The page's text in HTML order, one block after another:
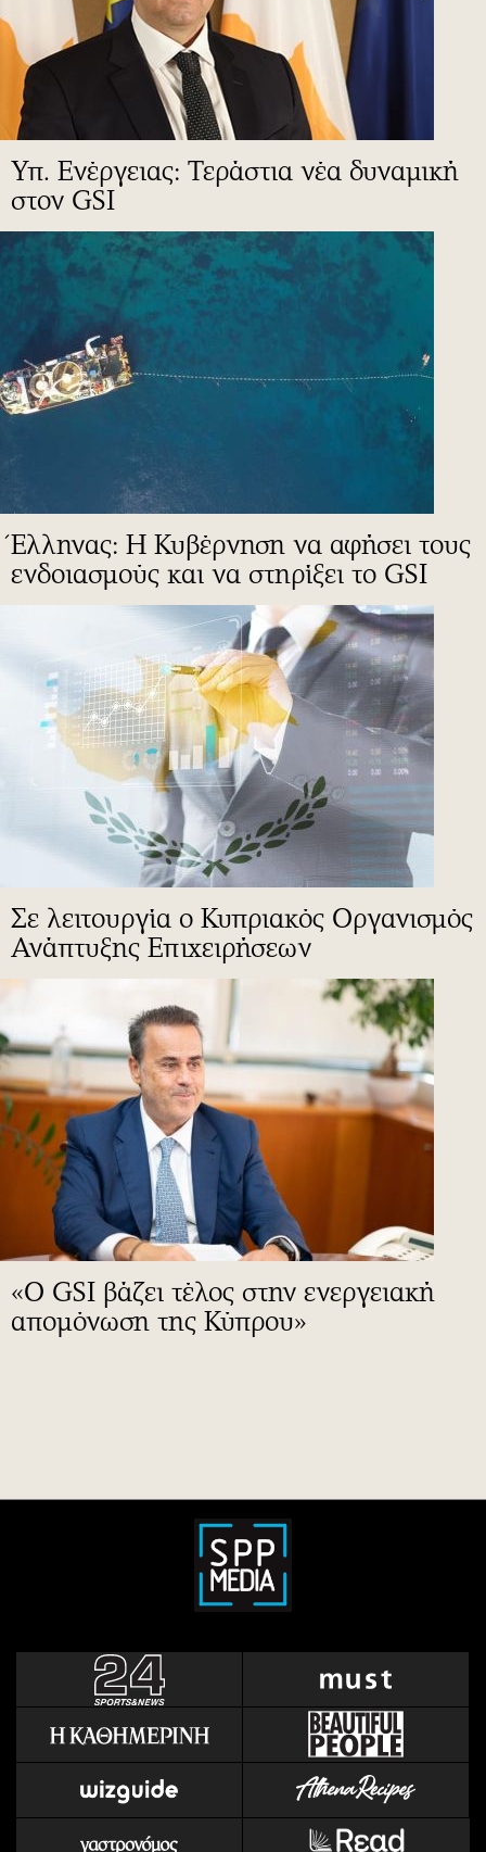
Υπ. Ενέργειας: Τεράστια νέα δυναμική
στον GSI
Έλληνας: Η Κυβέρνηση να αφήσει τους
ενδοιασμούς και να στηρίξει το GSI
Σε λειτουργία ο Κυπριακός Οργανισμός
Ανάπτυξης Επιχειρήσεων
«Ο GSI βάζει τέλος στην ενεργειακή
απομόνωση της Κύπρου»